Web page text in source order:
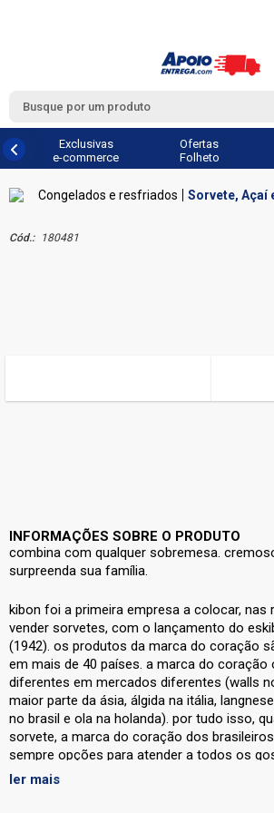
Exclusivas
e-commerce
Ofertas
Folheto
Congelados e resfriados Sorvete, Açaí
Cód.: 180481
INFORMAÇÕES SOBRE O PRODUTO
combina com qualquer sobremesa.
surpreenda sua família.
kibon foi a primeira empresa a colocar, nas
vender sorvetes, com o lançamento do
(1942). os produtos da marca do coração
em mais de 40 países. a marca do coração
diferentes em mercados diferentes (walls
maior parte da ásia, álgida na itália,
no brasil e ola na holanda). por tudo isso,
sorvete, a marca do coração dos
sempre opções para atender a todos os
kibon é a marca do coração que junta a
ler mais